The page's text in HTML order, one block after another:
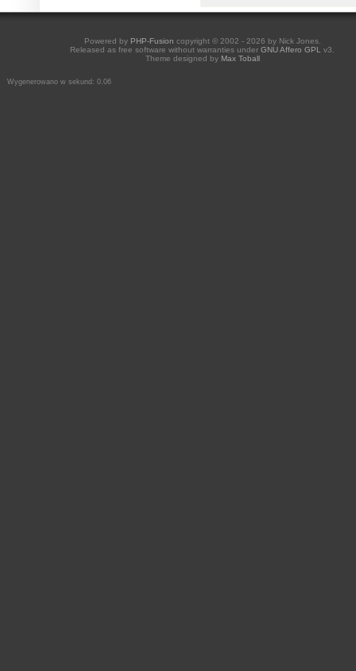
Powered by PHP-Fusion copyright © 2002 - 2026 by Nick Jones.
Released as free software without warranties underGNU Affero GPL
v3.
Theme designed by Max Toball
Wygenerowano w sekund: 0.06